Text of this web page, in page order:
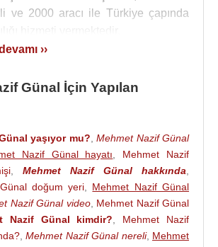
ve 2000 aracı ile Türkiye çapında
kişi çalışıyor. MNG Şirketler
veBulgaristan’da toplam
doları aşan çeşitli inşaat işlerini ve
Topluluğu'na bağlı yüklenici firmalar
ve gökdelenler, alışveriş ve ticaret
tatil köyleri, sanayi tesisleri,
santralları ve sulama tesisleri,
››
Günal İçin Yapılan
yaşıyor mu? ,Mehmet Nazif Günal
Nazif Günal hayatı
Mehmet Nazif
Mehmet Nazif Günal hakkında
doğum yeri
Mehmet Nazif Günal
Nazif Günal video, Mehmet Nazif Günal
Nazif Günal kimdir?
Mehmet Nazif
,Mehmet Nazif Günal nereli, Mehmet